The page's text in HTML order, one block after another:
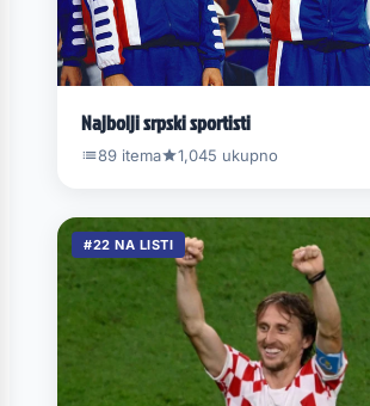
Najbolji srpski sportisti
89 itema 1,045 ukupno
#22 NA LISTI